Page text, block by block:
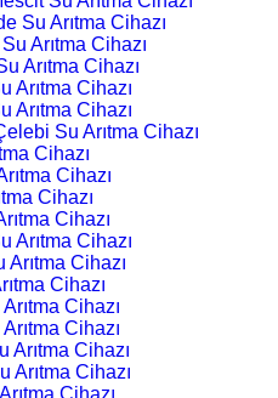
Su Arıtma Cihazı
Arıtma Cihazı
Arıtma Cihazı
Arıtma Cihazı
Arıtma Cihazı
Su Arıtma Cihazı
Cihazı
Cihazı
Cihazı
Cihazı
Arıtma Cihazı
Cihazı
Cihazı
Cihazı
Cihazı
Arıtma Cihazı
Arıtma Cihazı